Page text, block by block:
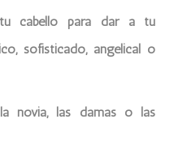
cabello para dar a tu
sofisticado, angelical o
novia, las damas o las